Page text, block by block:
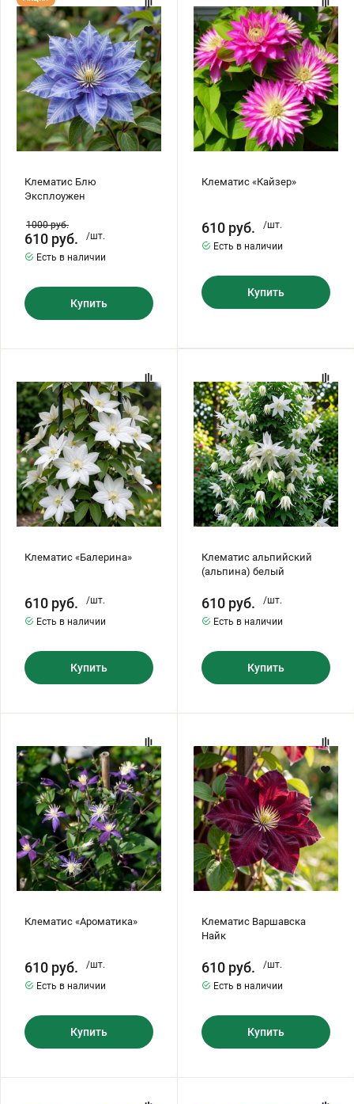
Блю
Эксплоужен
Клематис Блю
Эксплоужен
1000руб.
610 руб.
/шт.
Есть в наличии
Купить
«Кайзер»
Клематис «Кайзер»
610 руб.
/шт.
Есть в наличии
Купить
«Балерина»
Клематис «Балерина»
610 руб.
/шт.
Есть в наличии
Купить
альпийский
(альпина)
белый
Клематис альпийский
(альпина) белый
610 руб.
/шт.
Есть в наличии
Купить
«Ароматика»
Клематис «Ароматика»
610 руб.
/шт.
Есть в наличии
Купить
Варшавска
Найк
Клематис Варшавска
Найк
610 руб.
/шт.
Есть в наличии
Купить